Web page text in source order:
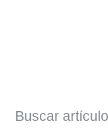
Buscar artículo